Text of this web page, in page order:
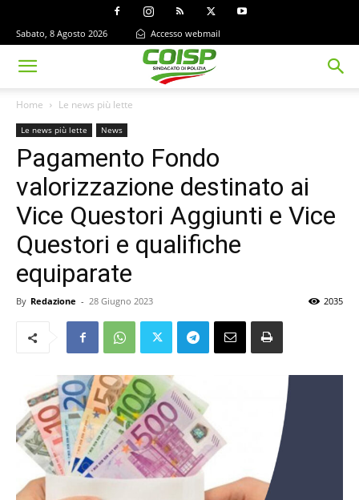
Sabato, 8 Agosto 2026 Accesso webmail
Home Le news più lette
Le news più lette News
Pagamento Fondo
valorizzazione destinato ai
Vice Questori Aggiunti e Vice
Questori e qualifiche
equiparate
By Redazione - 28 Giugno 2023 2035